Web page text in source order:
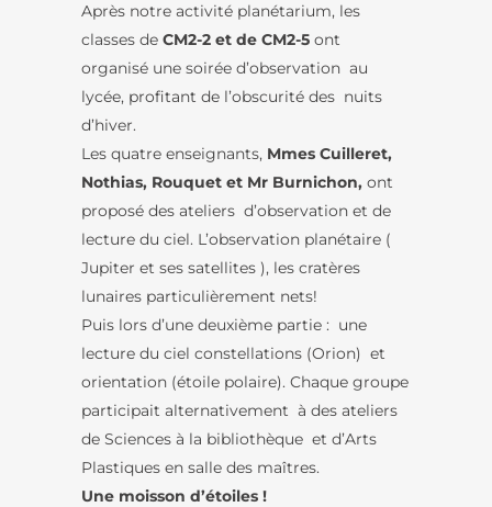
Après notre activité planétarium, les
classes de CM2-2 et de CM2-5 ont
organisé une soirée d’observation au
lycée, profitant de l’obscurité des nuits
d’hiver.
Les quatre enseignants, Mmes Cuilleret,
Nothias, Rouquet et Mr Burnichon, ont
proposé des ateliers d’observation et de
lecture du ciel. L’observation planétaire (
Jupiter et ses satellites ), les cratères
lunaires particulièrement nets!
Puis lors d’une deuxième partie : une
lecture du ciel constellations (Orion) et
orientation (étoile polaire). Chaque groupe
participait alternativement à des ateliers
de Sciences à la bibliothèque et d’Arts
Plastiques en salle des maîtres.
Une moisson d’étoiles !